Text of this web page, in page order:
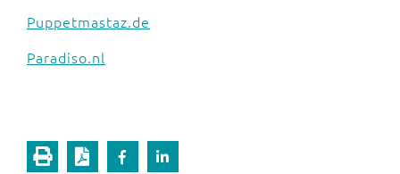
Puppetmastaz.de
Paradiso.nl